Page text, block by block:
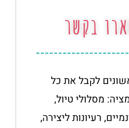
בקשר
לקבל את כל
מסלולי טיול,
רעיונות ליצירה,